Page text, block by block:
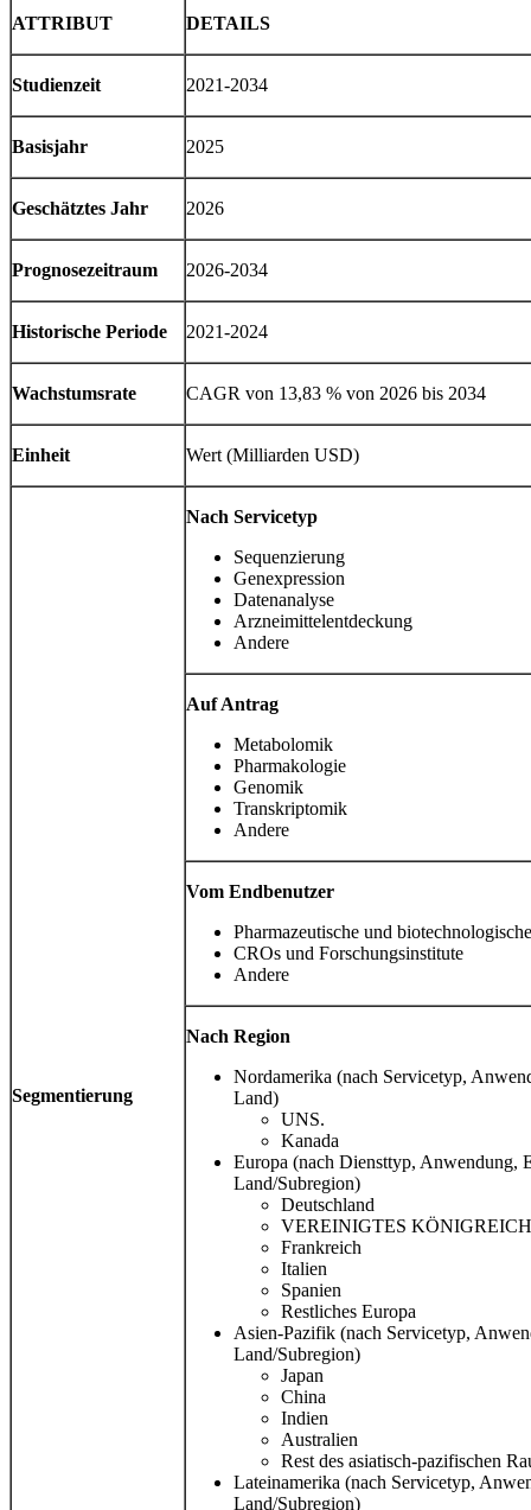
ATTRIBUT DETAILS
Studienzeit 2021-2034
Basisjahr 2025
Geschätztes Jahr 2026
Prognosezeitraum 2026-2034
Historische Periode 2021-2024
Wachstumsrate CAGR von 13,83 % von 2026 bis 2034
Einheit Wert (Milliarden USD)
Segmentierung
Nach Servicetyp
Sequenzierung
Genexpression
Datenanalyse
Arzneimittelentdeckung
Andere
Auf Antrag
Metabolomik
Pharmakologie
Genomik
Transkriptomik
Andere
Vom Endbenutzer
Pharmazeutische und
CROs und Forschungsinstitute
Andere
Nach Region
Nordamerika (nach Servicetyp,
Land)
UNS.
Kanada
Europa (nach Diensttyp, Anwendung,
Land/Subregion)
Deutschland
VEREINIGTES
Frankreich
Italien
Spanien
Restliches Europa
Asien-Pazifik (nach Servicetyp,
Land/Subregion)
Japan
China
Indien
Australien
Rest des asiatisch-pazifischen
Lateinamerika (nach Servicetyp,
Land/Subregion)